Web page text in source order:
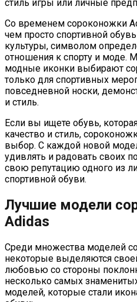
стиль игры или личные
Со временем сороконожки
чем просто спортивной
культуры, символом
отношения к спорту и моде.
модные иконки выбирают
только для спортивных
повседневной носки,
и стиль.
Если вы ищете обувь,
качество и стиль,
выбор. С каждой новой
удивлять и радовать своих
свою репутацию одного из
спортивной обуви.
Лучшие модели
Adidas
Среди множества моделей
некоторые выделяются
любовью со стороны
несколько самых
моделей, которые стали